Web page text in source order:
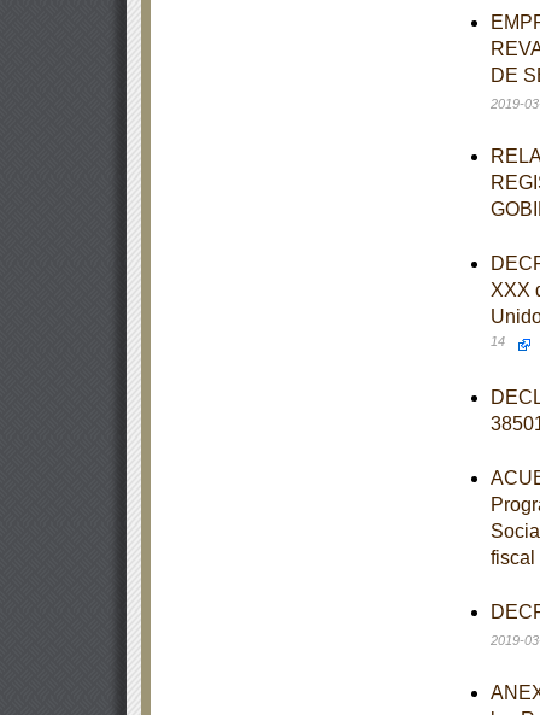
DE
2019-
XXX
14
2019-